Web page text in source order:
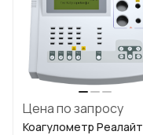
Цена по запросу
Коагулометр Реалайт